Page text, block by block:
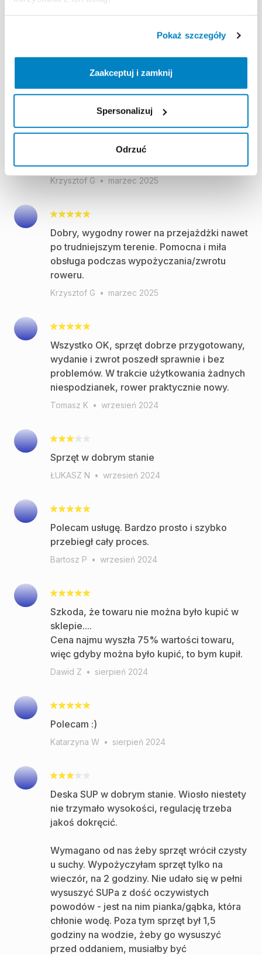
Pokaż szczegóły
Zaakceptuj i zamknij
Spersonalizuj
Odrzuć
Tym razem zdecydowałem się wypożyczyć
ten elektryczny rower w rozm. L, bo
wcześniej wypożyczyłem rozmiar M, gdyż
rozmiarów. I na obu tych rowerach jeździło
się bardzo wygodnie, kwestia dostosowania
(prostej w obsłudze) wysokości siodełka.
Krzysztof G • marzec 2025
Dobry, wygodny rower na przejażdżki nawet
po trudniejszym terenie. Pomocna i miła
obsługa podczas wypożyczania/zwrotu
roweru.
Krzysztof G • marzec 2025
Wszystko OK, sprzęt dobrze przygotowany,
wydanie i zwrot poszedł sprawnie i bez
problemów. W trakcie użytkowania żadnych
niespodzianek, rower praktycznie nowy.
Tomasz K • wrzesień 2024
Sprzęt w dobrym stanie
ŁUKASZ N • wrzesień 2024
Polecam usługę. Bardzo prosto i szybko
przebiegł cały proces.
Bartosz P • wrzesień 2024
Szkoda, że towaru nie można było kupić w
sklepie....
Cena najmu wyszła 75% wartości towaru,
więc gdyby można było kupić, to bym kupił.
Dawid Z • sierpień 2024
Polecam :)
Katarzyna W • sierpień 2024
Deska SUP w dobrym stanie. Wiosło niestety
nie trzymało wysokości, regulację trzeba
jakoś dokręcić.
Wymagano od nas żeby sprzęt wrócił czysty
u suchy. Wypożyczyłam sprzęt tylko na
wieczór, na 2 godziny. Nie udało się w pełni
wysuszyć SUPa z dość oczywistych
powodów - jest na nim pianka/gąbka, która
chłonie wodę. Poza tym sprzęt był 1,5
godziny na wodzie, żeby go wysuszyć
przed oddaniem, musiałby być